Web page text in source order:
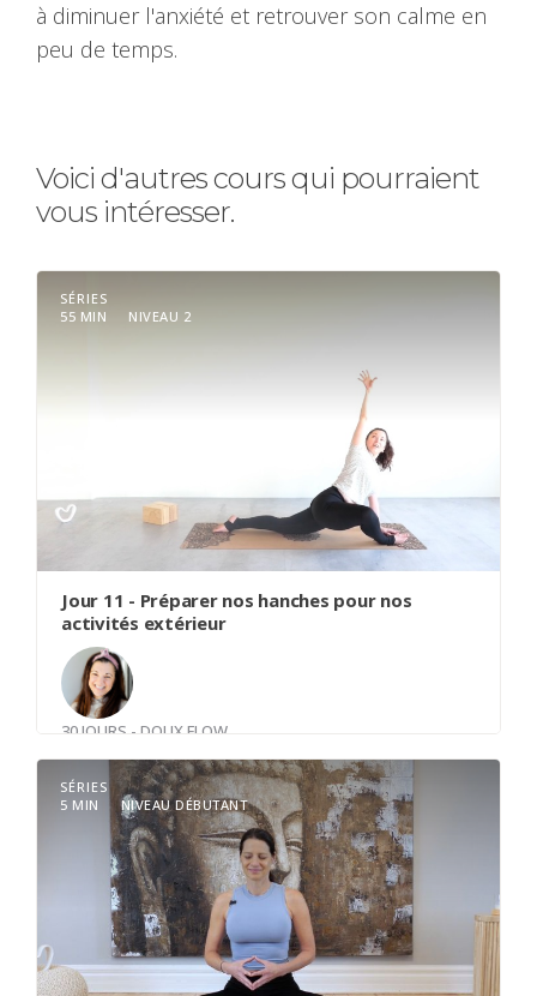
à diminuer l'anxiété et retrouver son calme en
peu de temps.
Voici d'autres cours qui pourraient
vous intéresser.
SÉRIES
55 MIN
NIVEAU 2
Jour 11 - Préparer nos hanches pour nos
activités extérieur
30 JOURS - DOUX FLOW
AvecCathy Anglehart
Un flow actif qui viendra créer de l’espace dans
vos hanches. Vous allez êtres amené à respecter
vos limites et adapter pour permette au corps de
trouver le meilleur endroit pour lui pour
progresser. Lorsque les hanches sont libres de
SÉRIES
5 MIN
NIVEAU DÉBUTANT